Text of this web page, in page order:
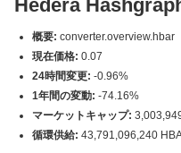
Hedera
概要: converter.overview.hbar
現在価格: 0.07
24時間変更: -0.96%
1年間の変動: -74.16%
マーケットキャップ:
循環供給: 43,791,096,240